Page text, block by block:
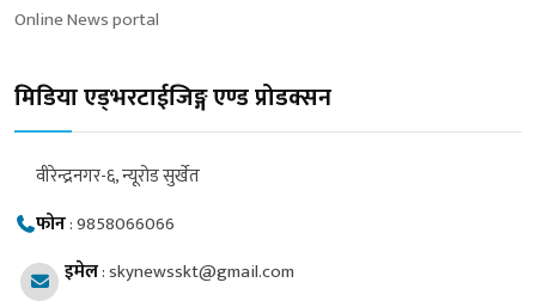
Online News portal
मिडिया एड्भरटाईजिङ्ग एण्ड प्रोडक्सन
वीरेन्द्रनगर-६, न्यूरोड सुर्खेत
फोन:9858066066
इमेल:skynewsskt@gmail.com